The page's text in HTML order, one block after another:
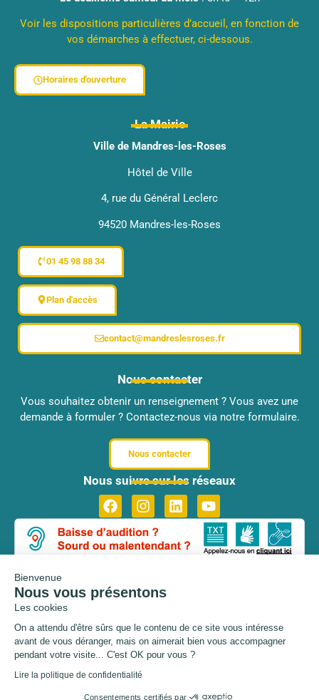
Bienvenue
Nous vous présentons
Les cookies
On a attendu d'être sûrs que le contenu de
ce site vous intéresse avant de vous déranger, mais on aimerait bien
vous accompagner pendant votre visite... C'est OK pour vous ?
Lire la politique de confidentialité
Consentements certifiés par
Voir les dispositions particulières d’accueil, en fonction de
vos démarches à effectuer, ci-dessous.
Horaires d'ouverture
La Mairie
Ville de Mandres-les-Roses
Hôtel de Ville
4, rue du Général Leclerc
94520 Mandres-les-Roses
01 45 98 88 34
Plan d'accès
contact@mandreslesroses.fr
Nous contacter
Vous souhaitez obtenir un renseignement ? Vous avez une
demande à formuler ? Contactez-nous via notre formulaire.
Nous contacter
Nous suivre sur les réseaux
© Copyright Ville de Mandres-
Les-Roses 2026 – Tous droits
réservés
Plan du site
Accessibilité